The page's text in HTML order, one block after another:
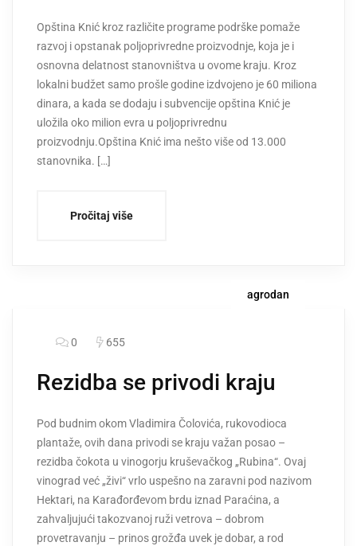
Opština Knić kroz različite programe podrške pomaže
razvoj i opstanak poljoprivredne proizvodnje, koja je i
osnovna delatnost stanovništva u ovome kraju. Kroz
lokalni budžet samo prošle godine izdvojeno je 60 miliona
dinara, a kada se dodaju i subvencije opština Knić je
uložila oko milion evra u poljoprivrednu
proizvodnju.Opština Knić ima nešto više od 13.000
stanovnika. […]
Pročitaj više
agrodan
0 655
Rezidba se privodi kraju
Pod budnim okom Vladimira Čolovića, rukovodioca
plantaže, ovih dana privodi se kraju važan posao –
rezidba čokota u vinogorju kruševačkog „Rubina“. Ovaj
vinograd već „živi“ vrlo uspešno na zaravni pod nazivom
Hektari, na Karađorđevom brdu iznad Paraćina, a
zahvaljujući takozvanoj ruži vetrova – dobrom
provetravanju – prinos grožđa uvek je dobar, a rod